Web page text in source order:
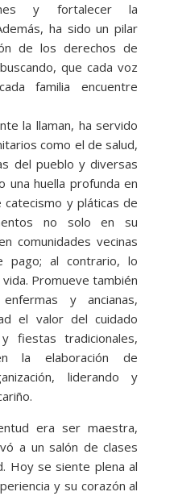
y fortalecer la
ha sido un pilar
de los derechos de
que cada voz
familia encuentre
la llaman, ha servido
como el de salud,
del pueblo y diversas
una huella profunda en
catecismo y pláticas de
no solo en su
comunidades vecinas
pago; al contrario, lo
Promueve también
y ancianas,
el valor del cuidado
fiestas tradicionales,
la elaboración de
liderando y
era ser maestra,
a un salón de clases
Hoy se siente plena al
y su corazón al